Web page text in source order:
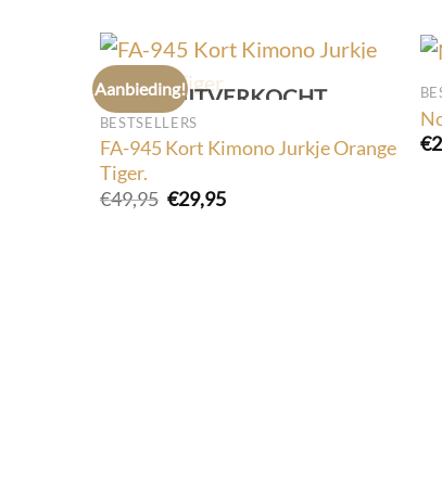
Aanbieding!UITVERKOCHT
BESTSELLERS
FA-945 Kort Kimono Jurkje Orange
Tiger.
€49,95 Oorspronkelijke
prijs
€29,95Huidige
€